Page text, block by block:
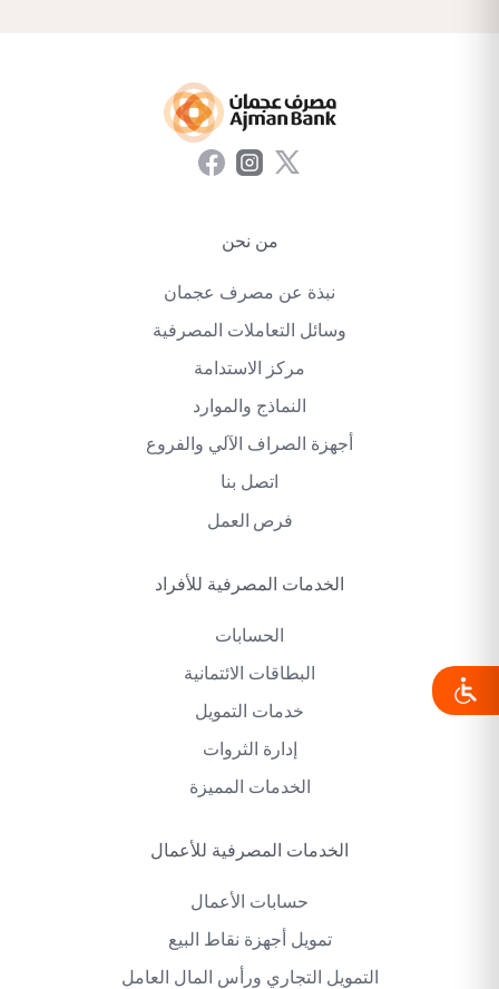
من نحن
نبذة عن مصرف عجمان
وسائل التعاملات المصرفية
مركز الاستدامة
النماذج والموارد
أجهزة الصراف الآلي والفروع
اتصل بنا
فرص العمل
الخدمات المصرفية للأفراد
الحسابات
البطاقات الائتمانية
خدمات التمويل
إدارة الثروات
الخدمات المميزة
الخدمات المصرفية للأعمال
حسابات الأعمال
تمويل أجهزة نقاط البيع
التمويل التجاري ورأس المال العامل